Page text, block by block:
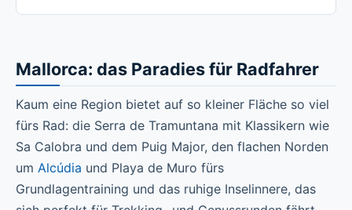
Mallorca: das Paradies für Radfahrer
Kaum eine Region bietet auf so kleiner Fläche so viel
fürs Rad: die Serra de Tramuntana mit Klassikern wie
Sa Calobra und dem Puig Major, den flachen Norden
um Alcúdia und Playa de Muro fürs
Grundlagentraining und das ruhige Inselinnere, das